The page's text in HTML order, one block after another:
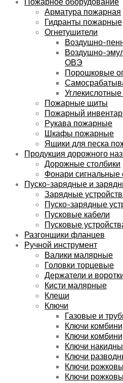
Арматура пожарная
Гидранты пожарные
Огнетушители
Воздушно-
Воздушно-
ОВЭ
Порошковые
Пожарные щиты
Пожарный
Рукава пожарные
Шкафы пожарные
Ящики для песка
Продукция дорожного
Дорожные столбики
Фонари сигнальные
Пуско-зарядные и
Зарядные
Пуско-зарядные
Пусковые кабели
Пусковые
Разгонщики фланцев
Ручной инструмент
Валики малярные
Головки торцевые
Держатели и
Кисти малярные
Клещи
Ключи
Газовые и
Ключи
Ключи
Ключи
Ключи
Ключи
Ключи